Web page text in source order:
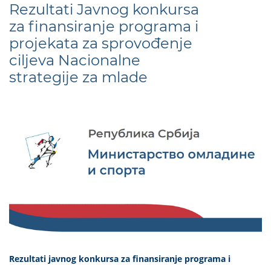
Rezultati Javnog konkursa
za finansiranje programa i
projekata za sprovođenje
ciljeva Nacionalne
strategije za mlade
Rezultati javnog konkursa za finansiranje programa i